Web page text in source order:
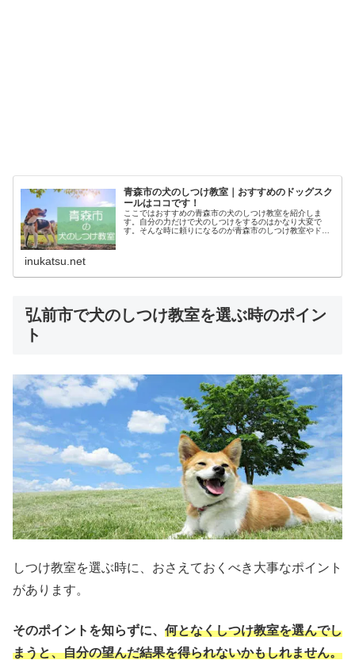
青森市の犬のしつけ教室｜おすすめのドッグスク
ールはココです！
ここではおすすめの青森市の犬のしつけ教室を紹介しま
す。自分の力だけで犬のしつけをするのはかなり大変で
す。そんな時に頼りになるのが青森市のしつけ教室やドッ
inukatsu.net
弘前市で犬のしつけ教室を選ぶ時のポイン
ト
しつけ教室を選ぶ時に、おさえておくべき大事なポイント
があります。
そのポイントを知らずに、 何となくしつけ教室を選んでし
まうと、自分の望んだ結果を得られないかもしれません。